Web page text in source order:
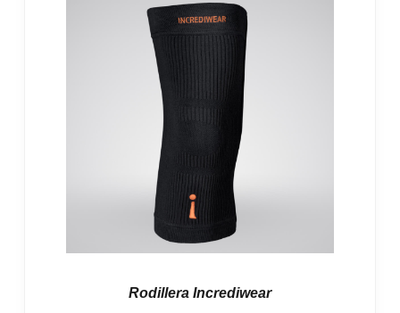
Rodillera Incrediwear